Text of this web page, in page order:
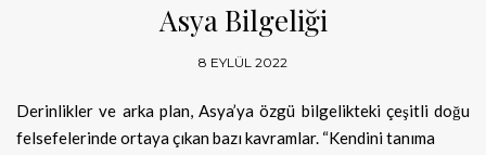
Asya Bilgeliği
8 EYLÜL 2022
Derinlikler ve arka plan, Asya’ya özgü bilgelikteki çeşitli doğu
felsefelerinde ortaya çıkan bazı kavramlar. “Kendini tanıma